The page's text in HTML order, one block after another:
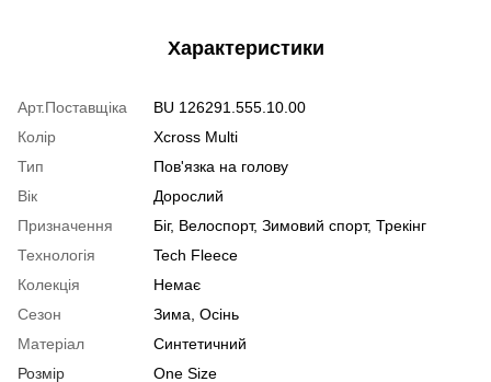
Характеристики
Арт.Поставщіка
BU 126291.555.10.00
Колір
Xcross Multi
Тип
Пов'язка на голову
Вік
Дорослий
Призначення
Біг, Велоспорт, Зимовий спорт, Трекінг
Технологія
Tech Fleece
Колекція
Немає
Сезон
Зима, Осінь
Матеріал
Синтетичний
Розмір
One Size